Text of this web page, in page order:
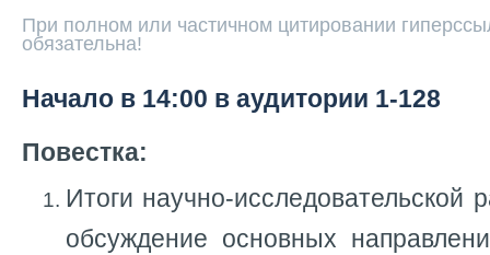
При полном или частичном цитировании
обязательна!
Начало в 14:00 в аудитории 1-128
Повестка:
Итоги научно-исследовательской
обсуждение основных